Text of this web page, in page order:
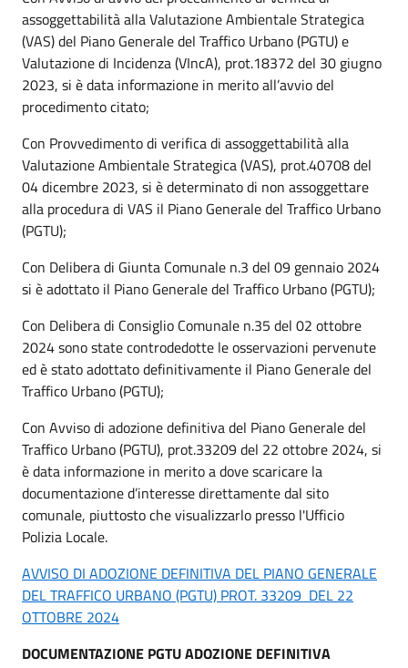
assoggettabilità alla Valutazione Ambientale Strategica
(VAS) del Piano Generale del Traffico Urbano (PGTU) e
Valutazione di Incidenza (VIncA), prot.18372 del 30 giugno
2023, si è data informazione in merito all’avvio del
procedimento citato;
Con Provvedimento di verifica di assoggettabilità alla
Valutazione Ambientale Strategica (VAS), prot.40708 del
04 dicembre 2023, si è determinato di non assoggettare
alla procedura di VAS il Piano Generale del Traffico Urbano
(PGTU);
Con Delibera di Giunta Comunale n.3 del 09 gennaio 2024
si è adottato il Piano Generale del Traffico Urbano (PGTU);
Con Delibera di Consiglio Comunale n.35 del 02 ottobre
2024 sono state controdedotte le osservazioni pervenute
ed è stato adottato definitivamente il Piano Generale del
Traffico Urbano (PGTU);
Con Avviso di adozione definitiva del Piano Generale del
Traffico Urbano (PGTU), prot.33209 del 22 ottobre 2024, si
è data informazione in merito a dove scaricare la
documentazione d’interesse direttamente dal sito
comunale, piuttosto che visualizzarlo presso l'Ufficio
Polizia Locale.
AVVISO DI ADOZIONE DEFINITIVA DEL PIANO GENERALE
DEL TRAFFICO URBANO (PGTU) PROT. 33209 DEL 22
OTTOBRE 2024
DOCUMENTAZIONE PGTU ADOZIONE DEFINITIVA